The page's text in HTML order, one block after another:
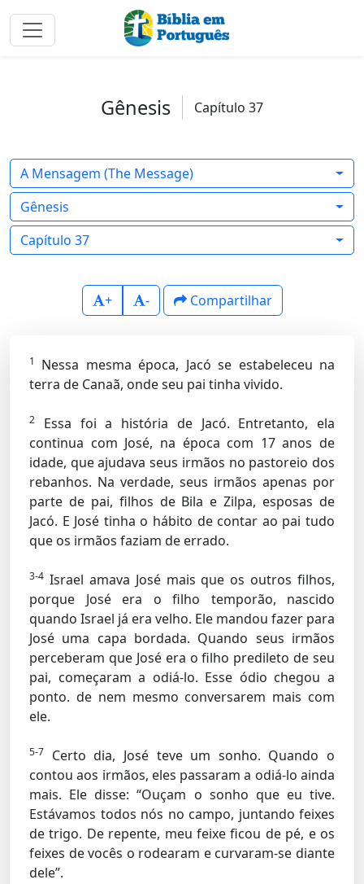
Gênesis Capítulo 37
A Mensagem (The Message)
Gênesis
Capítulo 37
+ - Compartilhar
1
Nessa mesma época, Jacó se estabeleceu na
terra de Canaã, onde seu pai tinha vivido.
2
Essa foi a história de Jacó. Entretanto, ela
continua com José, na época com 17 anos de
idade, que ajudava seus irmãos no pastoreio dos
rebanhos. Na verdade, seus irmãos apenas por
parte de pai, filhos de Bila e Zilpa, esposas de
Jacó. E José tinha o hábito de contar ao pai tudo
que os irmãos faziam de errado.
3-4 Israel amava José mais que os outros filhos,
porque José era o filho temporão, nascido
quando Israel já era velho. Ele mandou fazer para
José uma capa bordada. Quando seus irmãos
perceberam que José era o filho predileto de seu
pai, começaram a odiá-lo. Esse ódio chegou a
ponto. de nem mesmo conversarem mais com
ele.
5-7
Certo dia, José teve um sonho. Quando o
contou aos irmãos, eles passaram a odiá-lo ainda
mais. Ele disse: “Ouçam o sonho que eu tive.
Estávamos todos nós no campo, juntando feixes
de trigo. De repente, meu feixe ficou de pé, e os
feixes de vocês o rodearam e curvaram-se diante
dele”.